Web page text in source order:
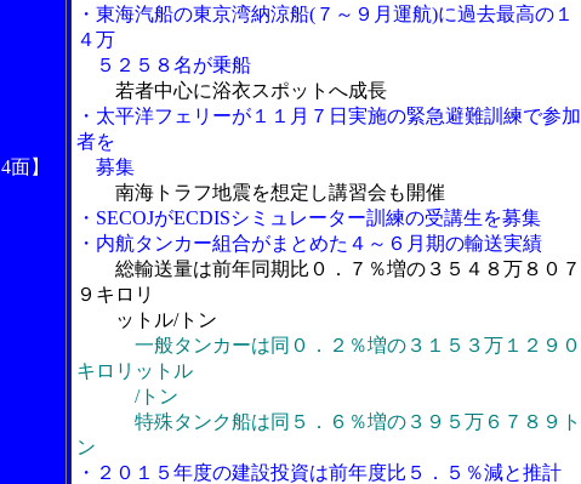
面】
・東海汽船の東京湾納涼船(７～９月運航)に過去最高の１
４万
５２５８名が乗船
若者中心に浴衣スポットへ成長
・太平洋フェリーが１１月７日実施の緊急避難訓練で参加
者を
募集
南海トラフ地震を想定し講習会も開催
・SECOJがECDISシミュレーター訓練の受講生を募集
・内航タンカー組合がまとめた４～６月期の輸送実績
総輸送量は前年同期比０．７％増の３５４８万８０７
９キロリ
ットル/トン
一般タンカーは同０．２％増の３１５３万１２９０
キロリットル
/トン
特殊タンク船は同５．６％増の３９５万６７８９ト
ン
・２０１５年度の建設投資は前年度比５．５％減と推計